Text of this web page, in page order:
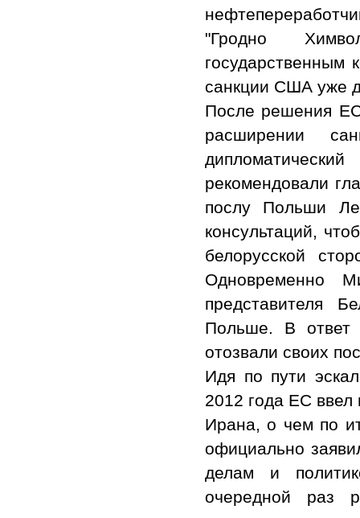
"Гродно
государственным
санкции США уже
После решения
расширении
рекомендовали
послу Польши
консультаций,
белорусской
Одновременно
представителя
Польше. В
отозвали своих
Идя по пути
2012 года ЕС
Ирана, о чем по
официально
делам и
очередной раз